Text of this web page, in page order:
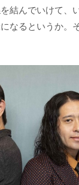
結んでいけて、
なるというか。